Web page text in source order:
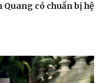
có chuẩn bị hệ